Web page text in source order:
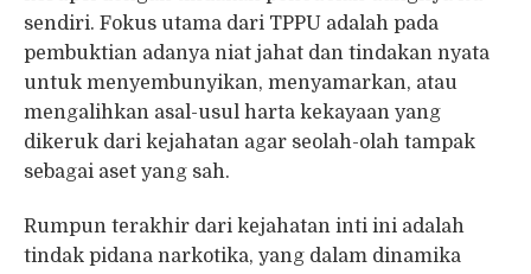
sendiri. Fokus utama dari TPPU adalah pada
pembuktian adanya niat jahat dan tindakan nyata
untuk menyembunyikan, menyamarkan, atau
mengalihkan asal-usul harta kekayaan yang
dikeruk dari kejahatan agar seolah-olah tampak
sebagai aset yang sah.
Rumpun terakhir dari kejahatan inti ini adalah
tindak pidana narkotika, yang dalam dinamika